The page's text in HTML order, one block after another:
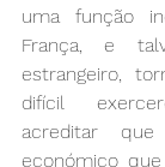
uma função
França, e
estrangeiro,
difícil
acreditar
económico